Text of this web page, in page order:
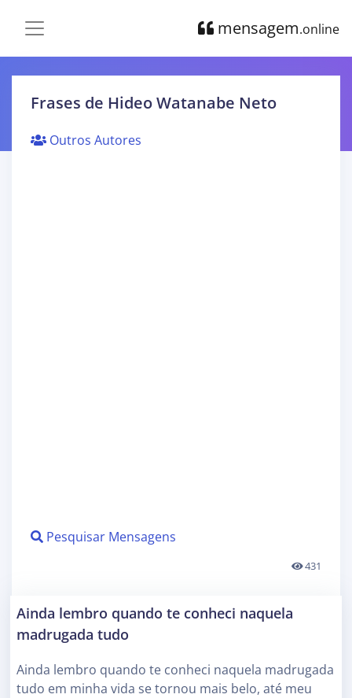
mensagem.online
Frases de Hideo Watanabe Neto
Outros Autores
Pesquisar Mensagens
431
Ainda lembro quando te conheci naquela
madrugada tudo
Ainda lembro quando te conheci naquela madrugada
tudo em minha vida se tornou mais belo, até meu